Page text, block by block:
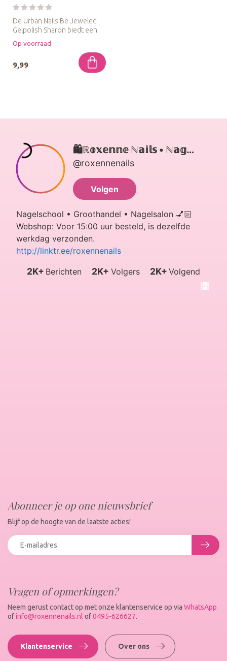
De Urban Nails Be Jeweled
Gelpolish Sharon biedt een
diepe paarse tint, gekozen ...
Op voorraad
9,99
Vragen of opmerkingen?
Neem gerust contact op met onze klantenservice op via WhatsApp
ofinfo@roxennenails.nl of0495-626627.
Klantenservice Over ons
Abonneer je op one nieuwsbrief
Blijf op de hoogte van de laatste acties!